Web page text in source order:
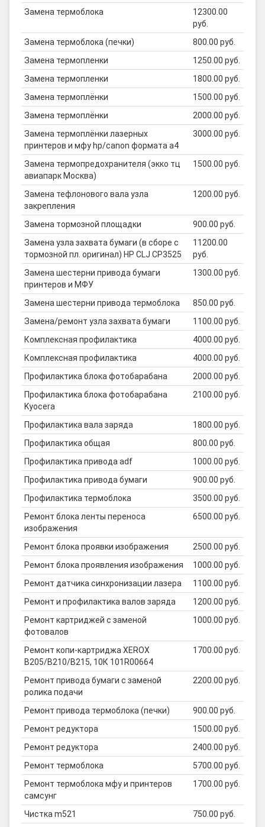
Замена термоблока
12300.00
руб.
Замена термоблока (печки)
800.00 руб.
Замена термопленки
1250.00 руб.
Замена термопленки
1800.00 руб.
Замена термоплёнки
1500.00 руб.
Замена термоплёнки
2000.00 руб.
Замена термоплёнки лазерных
принтеров и мфу hp/canon формата а4
3000.00 руб.
Замена термопредохранителя (экко тц
авиапарк Москва)
1500.00 руб.
Замена тефлонового вала узла
закрепления
1200.00 руб.
Замена тормозной площадки
900.00 руб.
Замена узла захвата бумаги (в сборе с
тормозной пл. оригинал) HP CLJ CP3525
11200.00
руб.
Замена шестерни привода бумаги
принтеров и МФУ
1300.00 руб.
Замена шестерни привода термоблока
850.00 руб.
Замена/ремонт узла захвата бумаги
1100.00 руб.
Комплексная профилактика
4000.00 руб.
Комплексная профилактика
4000.00 руб.
Профилактика блока фотобарабана
2000.00 руб.
Профилактика блока фотобарабана
Kyocera
2100.00 руб.
Профилактика вала заряда
1800.00 руб.
Профилактика общая
800.00 руб.
Профилактика привода adf
1000.00 руб.
Профилактика привода бумаги
900.00 руб.
Профилактика термоблока
3500.00 руб.
Ремонт блока ленты переноса
изображения
6500.00 руб.
Ремонт блока проявки изображения
2500.00 руб.
Ремонт блока проявления изображения
1000.00 руб.
Ремонт датчика синхронизации лазера
1100.00 руб.
Ремонт и профилактика валов заряда
1200.00 руб.
Ремонт картриджей с заменой
фотовалов
1000.00 руб.
Ремонт копи-картриджа XEROX
B205/B210/B215, 10К 101R00664
1700.00 руб.
Ремонт привода бумаги с заменой
ролика подачи
2200.00 руб.
Ремонт привода термоблока (печки)
900.00 руб.
Ремонт редуктора
1500.00 руб.
Ремонт редуктора
2400.00 руб.
Ремонт термоблока
5700.00 руб.
Ремонт термоблока мфу и принтеров
самсунг
1700.00 руб.
Чистка m521
750.00 руб.